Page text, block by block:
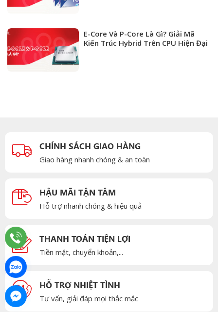
E-Core Và P-Core Là Gì? Giải Mã
Kiến Trúc Hybrid Trên CPU Hiện Đại
CHÍNH SÁCH GIAO HÀNG
Giao hàng nhanh chóng & an toàn
HẬU MÃI TẬN TÂM
Hỗ trợ nhanh chóng & hiệu quả
THANH TOÁN TIỆN LỢI
Tiền mặt, chuyển khoản,...
HỖ TRỢ NHIỆT TÌNH
Tư vấn, giải đáp mọi thắc mắc